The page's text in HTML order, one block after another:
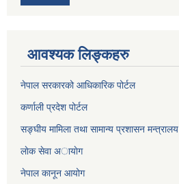
आवश्यक लिङ्कहरु
नेपाल सरकारको आधिकारिक पोर्टल
कर्णाली प्रदेश पोर्टल
सङ्घीय मामिला तथा सामान्य प्रशासन मन्त्रालय
लाेक सेवा अायाेग
नेपाल कानून आयोग